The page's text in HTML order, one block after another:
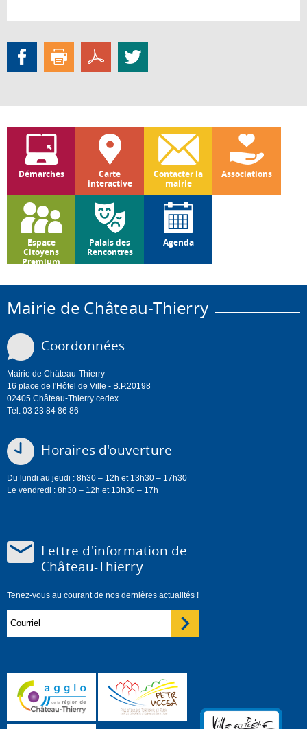
Démarches
Carte
interactive
Contacter la
mairie
Associations
Espace
Citoyens
Premium
Palais des
Rencontres
Agenda
Mairie de Château-Thierry
Coordonnées
Mairie de Château-Thierry
16 place de l'Hôtel de Ville - B.P.20198
02405 Château-Thierry cedex
Tél. 03 23 84 86 86
Horaires d'ouverture
Du lundi au jeudi : 8h30 – 12h et 13h30 – 17h30
Le vendredi : 8h30 – 12h et 13h30 – 17h
Lettre d'information de
Château-Thierry
Tenez-vous au courant de nos dernières actualités !